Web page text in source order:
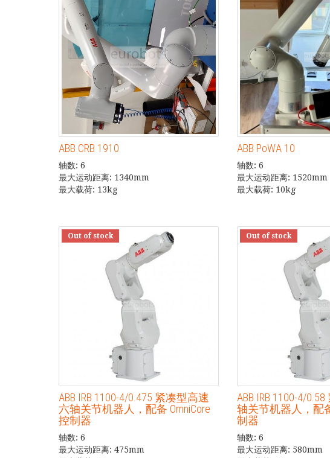
ABB CRB 1910
轴数: 6
最大运动距离: 1340mm
最大载荷: 13kg
ABB PoWA 10
轴数: 6
最大运动距离: 1520mm
最大载荷: 10kg
Out of stock
ABB IRB 1100-4/0.475 紧凑型高速
六轴关节机器人，配备 OmniCore
控制器
轴数: 6
最大运动距离: 475mm
Out of stock
ABB IRB 1100-4/
轴关节机器人，配
制器
轴数: 6
最大运动距离: 580mm